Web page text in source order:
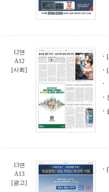
12면
A12
[사회]
13면
A13
[광고]